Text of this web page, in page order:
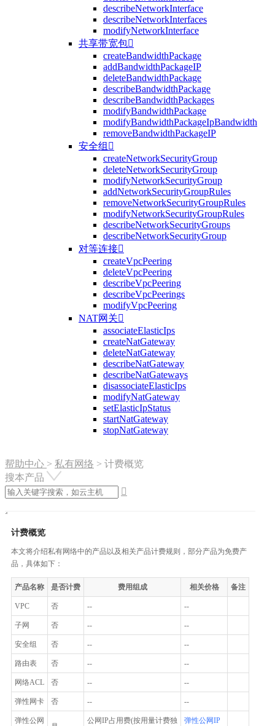
describeNetworkInterface
describeNetworkInterfaces
modifyNetworkInterface
共享带宽包
createBandwidthPackage
addBandwidthPackageIP
deleteBandwidthPackage
describeBandwidthPackage
describeBandwidthPackages
modifyBandwidthPackage
modifyBandwidthPackageIpBandwidth
removeBandwidthPackageIP
安全组 
createNetworkSecurityGroup
deleteNetworkSecurityGroup
modifyNetworkSecurityGroup
addNetworkSecurityGroupRules
removeNetworkSecurityGroupRules
modifyNetworkSecurityGroupRules
describeNetworkSecurityGroups
describeNetworkSecurityGroup
对等连接
createVpcPeering
deleteVpcPeering
describeVpcPeering
describeVpcPeerings
modifyVpcPeering
NAT网关
associateElasticIps
createNatGateway
deleteNatGateway
describeNatGateway
describeNatGateways
disassociateElasticIps
modifyNatGateway
setElasticIpStatus
startNatGateway
stopNatGateway
帮助中心 > 私有网络 > 计费概览
搜本产品

计费概览
本文将介绍私有网络中的产品以及相关产品计费规则，部分产品为免费产
品，具体如下：
产品名称 是否计费 费用组成 相关价格 备注
VPC 否 -- --
子网 否 -- --
安全组 否 -- --
路由表 否 -- --
网络ACL 否 -- --
弹性网卡 否 -- --
弹性公网 公网IP占用费(按用量计费独 弹性公网IP